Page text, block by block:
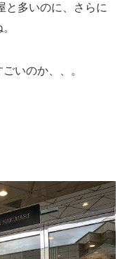
と多いのに、さらに
いのか、、。